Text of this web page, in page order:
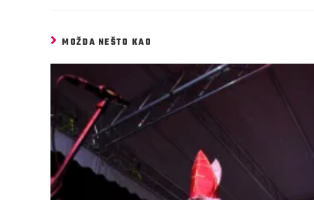
MOŽDA NEŠTO KAO